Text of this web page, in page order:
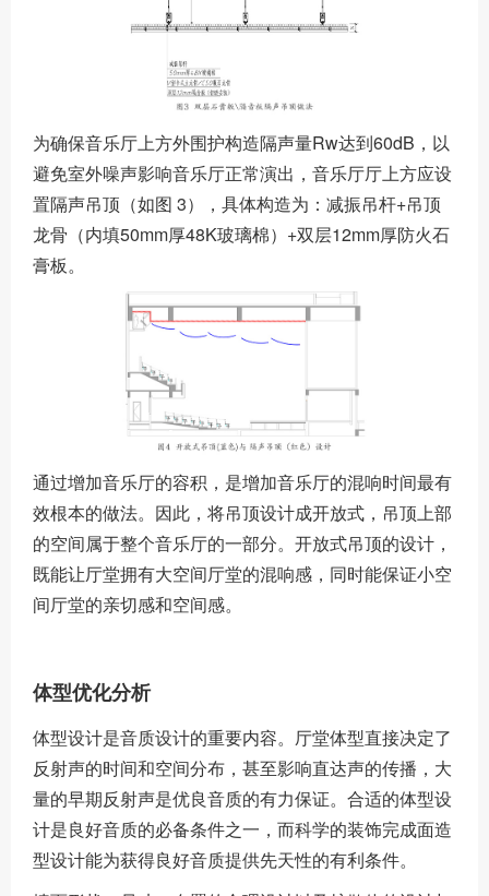
为确保音乐厅上方外围护构造隔声量Rw达到60dB，以
避免室外噪声影响音乐厅正常演出，音乐厅厅上方应设
置隔声吊顶（如图 3），具体构造为：减振吊杆+吊顶
龙骨（内填50mm厚48K玻璃棉）+双层12mm厚防火石
膏板。
通过增加音乐厅的容积，是增加音乐厅的混响时间最有
效根本的做法。因此，将吊顶设计成开放式，吊顶上部
的空间属于整个音乐厅的一部分。开放式吊顶的设计，
既能让厅堂拥有大空间厅堂的混响感，同时能保证小空
间厅堂的亲切感和空间感。
体型优化分析
体型设计是音质设计的重要内容。厅堂体型直接决定了
反射声的时间和空间分布，甚至影响直达声的传播，大
量的早期反射声是优良音质的有力保证。合适的体型设
计是良好音质的必备条件之一，而科学的装饰完成面造
型设计能为获得良好音质提供先天性的有利条件。